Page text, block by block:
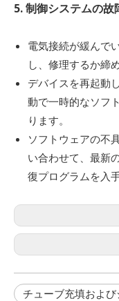
5. 制御システムの故
電気接続が緩んで
し、修理するか締
デバイスを再起動
動で一時的なソフ
ります。
ソフトウェアの不
い合わせて、最新
復プログラムを入
チューブ充填およ